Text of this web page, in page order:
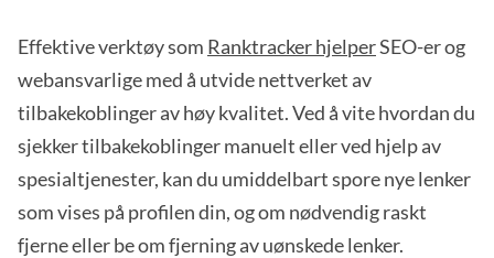
Effektive verktøy som Ranktracker hjelperSEO-er og
webansvarlige med å utvide nettverket av
tilbakekoblinger av høy kvalitet. Ved å vite hvordan du
sjekker tilbakekoblinger manuelt eller ved hjelp av
spesialtjenester, kan du umiddelbart spore nye lenker
som vises på profilen din, og om nødvendig raskt
fjerne eller be om fjerning av uønskede lenker.